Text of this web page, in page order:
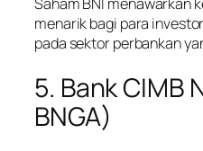
menarik bagi para
pada sektor perbankan
5. Bank CIMB
BNGA)